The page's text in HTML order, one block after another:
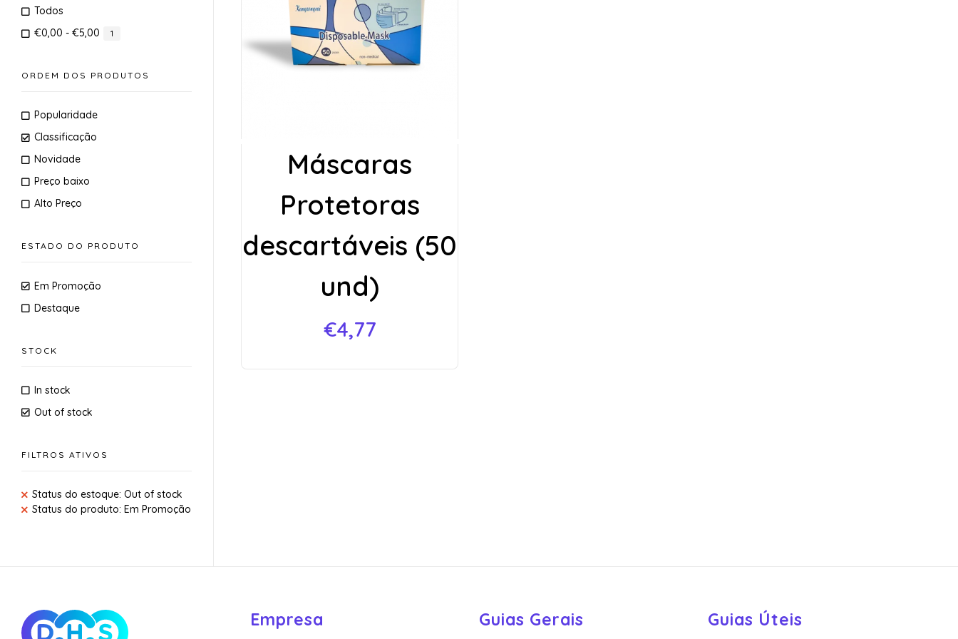
Máscaras
Protetoras
descartáveis (50
und)
€4,77
Todos
€0,00 - €5,00 1
ORDEM DOS PRODUTOS
Popularidade
Classificação
Novidade
Preço baixo
Alto Preço
ESTADO DO PRODUTO
Em Promoção
Destaque
STOCK
In stock
Out of stock
FILTROS ATIVOS
Status do estoque: Out of stock
Status do produto: Em Promoção
Empresa Guias Gerais Guias Úteis